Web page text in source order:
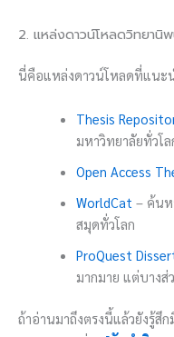
2. แหล่งดาวน์โหลดวิทยานิ
นี่คือแหล่งดาวน์โหลดที่แนะ
Thesis
มหาวิทยาลัยทั่วโล
Open Access
WorldCat – ค้น
สมุดทั่วโลก
ProQuest
มากมาย แต่บางส่
ถ้าอ่านมาถึงตรงนี้แล้วยังรู้สึ